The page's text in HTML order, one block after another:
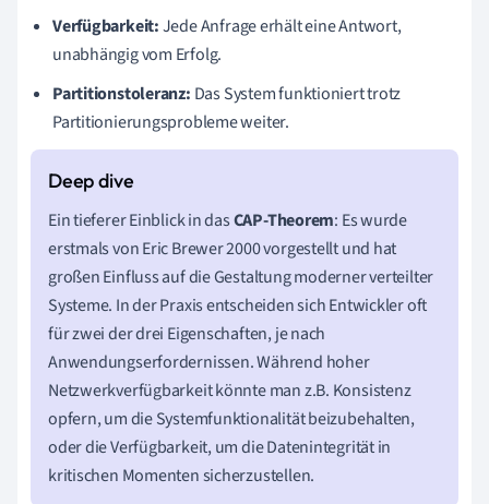
Verfügbarkeit:Jede Anfrage erhält eine Antwort,
unabhängig vom Erfolg.
Partitionstoleranz: Das System funktioniert trotz
Partitionierungsprobleme weiter.
Ein tieferer Einblick in dasCAP-Theorem: Es wurde
erstmals von Eric Brewer 2000 vorgestellt und hat
großen Einfluss auf die Gestaltung moderner verteilter
Systeme. In der Praxis entscheiden sich Entwickler oft
für zwei der drei Eigenschaften, je nach
Anwendungserfordernissen. Während hoher
Netzwerkverfügbarkeit könnte man z.B. Konsistenz
opfern, um die Systemfunktionalität beizubehalten,
oder die Verfügbarkeit, um die Datenintegrität in
kritischen Momenten sicherzustellen.